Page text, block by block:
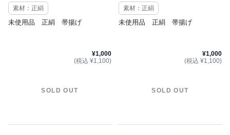
素材：正絹
未使用品 正絹 帯揚げ
¥1,000
(税込 ¥1,100)
SOLD OUT
素材：正絹
未使用品 正絹 帯揚げ
¥1,000
(税込 ¥1,100)
SOLD OUT